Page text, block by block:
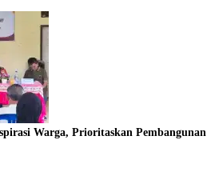
Warga, Prioritaskan Pembangunan